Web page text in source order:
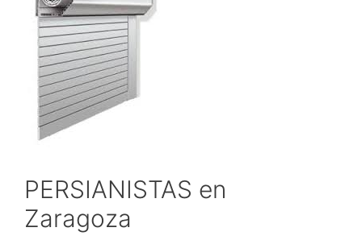
PERSIANISTAS en
Zaragoza